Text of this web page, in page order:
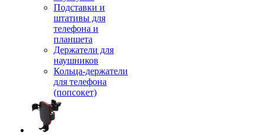
Подставки и
штативы для
телефона и
планшета
Держатели для
наушников
Кольца-держатели
для телефона
(попсокет)